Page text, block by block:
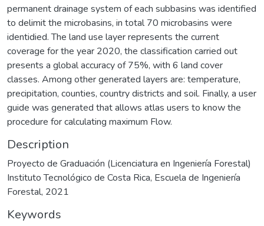
permanent drainage system of each subbasins was identified
to delimit the microbasins, in total 70 microbasins were
identidied. The land use layer represents the current
coverage for the year 2020, the classification carried out
presents a global accuracy of 75%, with 6 land cover
classes. Among other generated layers are: temperature,
precipitation, counties, country districts and soil. Finally, a user
guide was generated that allows atlas users to know the
procedure for calculating maximum Flow.
Description
Proyecto de Graduación (Licenciatura en Ingeniería Forestal)
Instituto Tecnológico de Costa Rica, Escuela de Ingeniería
Forestal, 2021
Keywords